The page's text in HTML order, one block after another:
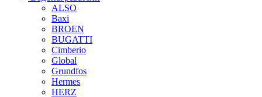
ALSO
Baxi
BROEN
BUGATTI
Cimberio
Global
Grundfos
Hermes
HERZ